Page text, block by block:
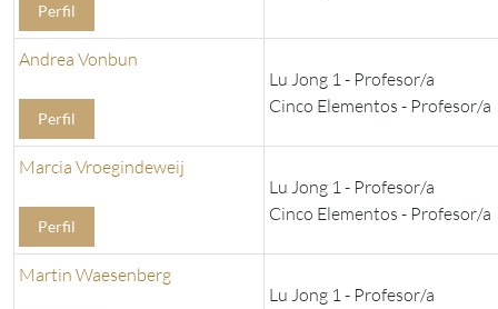
Perfil
Andrea Vonbun
Perfil
Lu Jong 1 - Profesor/a
Cinco Elementos - Profesor/a
Marcia Vroegindeweij
Perfil
Lu Jong 1 - Profesor/a
Cinco Elementos - Profesor/a
Martin Waesenberg
Lu Jong 1 - Profesor/a